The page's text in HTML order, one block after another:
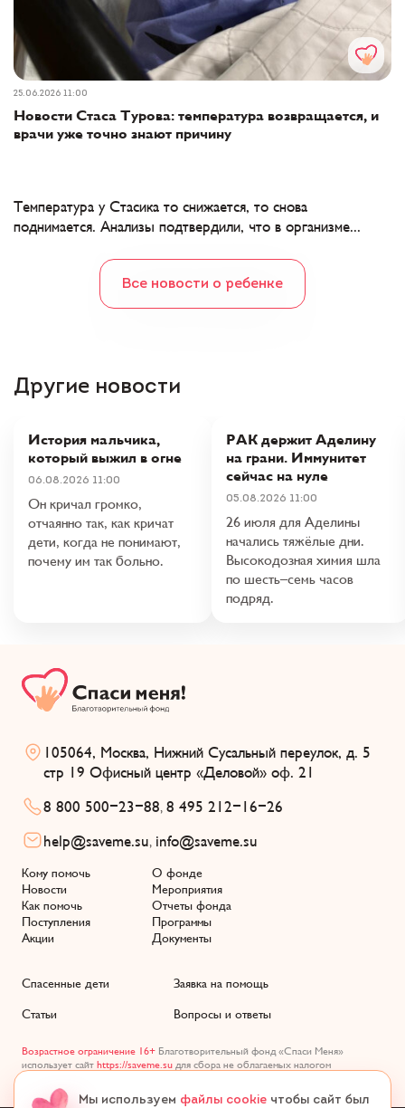
25.06.2026 11:00
Новости Стаса Турова: температура возвращается, и
врачи уже точно знают причину
Температура у Стасика то снижается, то снова
поднимается. Анализы подтвердили, что в организме...
Все новости о ребенке
Другие новости
История мальчика,
который выжил в огне
06.08.2026 11:00
Он кричал громко,
отчаянно так, как кричат
дети, когда не понимают,
почему им так больно.
РАК держит Аделину
на грани. Иммунитет
сейчас на нуле
05.08.2026 11:00
26 июля для Аделины
начались тяжёлые дни.
Высокодозная химия шла
по шесть–семь часов
подряд.
105064, Москва, Нижний Сусальный переулок, д. 5
стр 19 Офисный центр «Деловой» оф. 21
8 800 500-23-88, 8 495 212-16-26
help@saveme.su, info@saveme.su
Кому помочь
Новости
Как помочь
Поступления
Акции
О фонде
Мероприятия
Отчеты фонда
Программы
Документы
Спасенные дети Заявка на помощь
Статьи Вопросы и ответы
Возрастное ограничение 16+ Благотворительный фонд «Спаси Меня»
использует сайт https://saveme.su для сбора не облагаемых налогом
Мы используем файлы cookie чтобы сайт был